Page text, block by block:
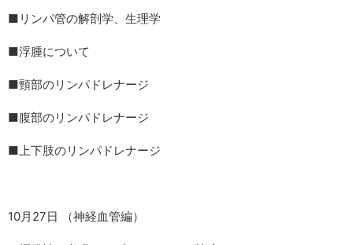
■リンパ管の解剖学、生理学
■浮腫について
■頸部のリンパドレナージ
■腹部のリンパドレナージ
■上下肢のリンパドレナージ
10月27日 （神経血管編）